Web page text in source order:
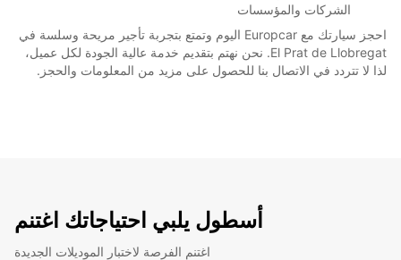
الشركات والمؤسسات
احجز سيارتك مع Europcar اليوم وتمتع بتجربة تأجير مريحة وسلسة في
El Prat de Llobregat. نحن نهتم بتقديم خدمة عالية الجودة لكل عميل،
لذا لا تتردد في الاتصال بنا للحصول على مزيد من المعلومات والحجز.
أسطول يلبي احتياجاتك اغتنم
اغتنم الفرصة لاختبار الموديلات الجديدة